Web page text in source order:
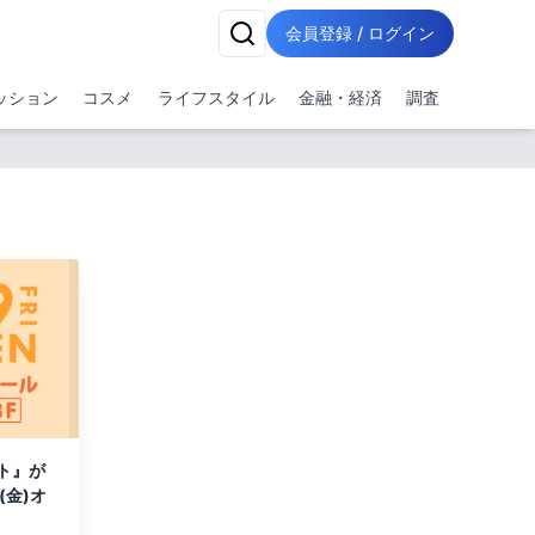
会員登録 / ログイン
ション コスメ ライフスタイル 金融・経済 調査
』が
金)オ